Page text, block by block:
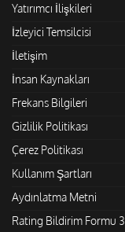
Yatırımcı İlişkileri
İzleyici Temsilcisi
İletişim
İnsan Kaynakları
Frekans Bilgileri
Gizlilik Politikası
Çerez Politikası
Kullanım Şartları
Aydınlatma Metni
Rating Bildirim Formu 3